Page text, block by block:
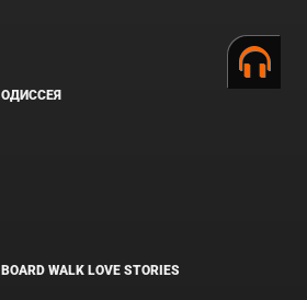
ОДИССЕЯ
BOARD WALK LOVE STORIES